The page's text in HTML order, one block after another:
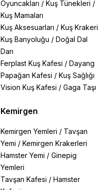
Oyuncakları / Kuş Tünekleri /
Kuş Mamaları
Kuş Aksesuarları / Kuş Krakeri
Kuş Banyoluğu / Doğal Dal
Darı
Ferplast Kuş Kafesi / Dayang
Papağan Kafesi / Kuş Sağlığı
Vision Kuş Kafesi / Gaga Taşı
Kemirgen
Kemirgen Yemleri / Tavşan
Yemi / Kemirgen Krakerleri
Hamster Yemi / Ginepig
Yemleri
Tavşan Kafesi / Hamster